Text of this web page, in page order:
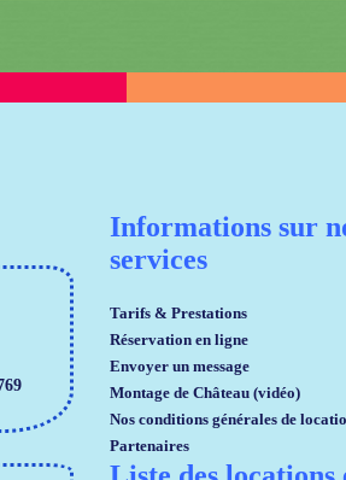
Informations sur
services
Tarifs & Prestations
Réservation en ligne
Envoyer un message
Montage de Château (vidéo)
Nos conditions générales de
Partenaires